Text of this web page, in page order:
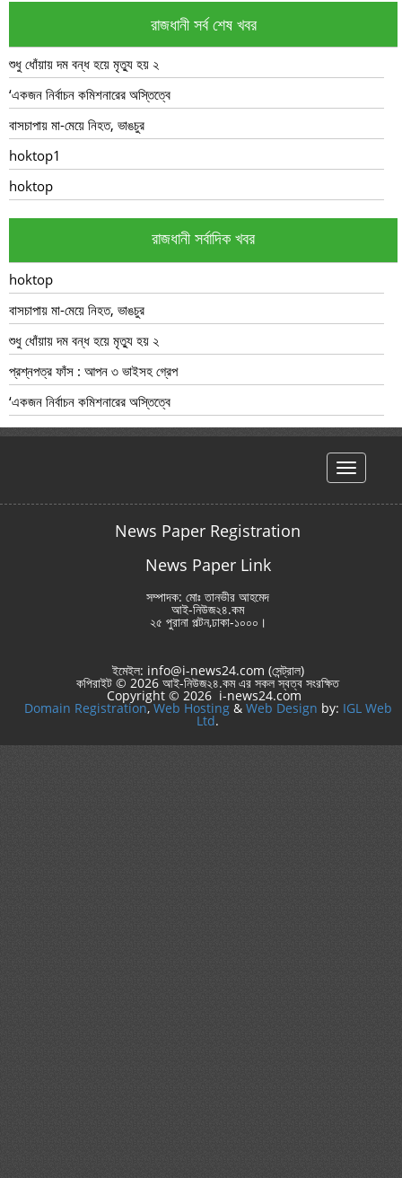
রাজধানী সর্ব শেষ খবর
শুধু ধোঁয়ায় দম বন্ধ হয়ে মৃত্যু হয় ২
‘একজন নির্বাচন কমিশনারের অস্তিত্বে
বাসচাপায় মা-মেয়ে নিহত, ভাঙচুর
hoktop1
hoktop
রাজধানী সর্বাদিক খবর
hoktop
বাসচাপায় মা-মেয়ে নিহত, ভাঙচুর
শুধু ধোঁয়ায় দম বন্ধ হয়ে মৃত্যু হয় ২
প্রশ্নপত্র ফাঁস : আপন ৩ ভাইসহ গ্রেপ
‘একজন নির্বাচন কমিশনারের অস্তিত্বে
hello
News Paper Registration
News Paper Link
সম্পাদক: মোঃ তানভীর আহমেদ
আই-নিউজ২৪.কম
২৫ পুরানা পল্টন,ঢাকা-১০০০।
ইমেইল: info@i-news24.com (সেন্ট্রাল)
কপিরাইট © 2026 আই-নিউজ২৪.কম এর সকল স্বত্ব সংরক্ষিত
Copyright © 2026 i-news24.com
Domain Registration,Web Hosting& Web Design by: IGL Web
Ltd.